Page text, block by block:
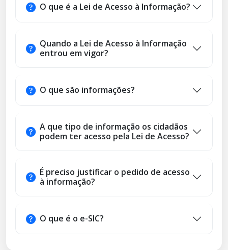
O que é a Lei de Acesso à Informação?
Quando a Lei de Acesso à Informação
entrou em vigor?
O que são informações?
A que tipo de informação os cidadãos
podem ter acesso pela Lei de Acesso?
É preciso justificar o pedido de acesso
à informação?
O que é o e-SIC?